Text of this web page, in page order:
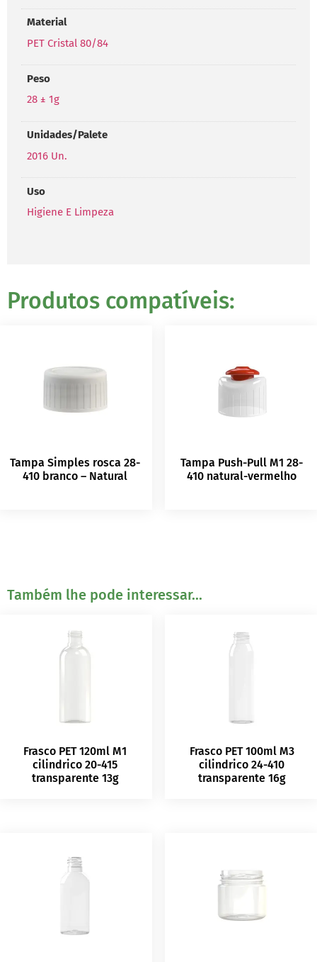
Material
PET Cristal 80/84
Peso
28 ± 1g
Unidades/Palete
2016 Un.
Uso
Higiene E Limpeza
Produtos compatíveis:
Tampa Simples rosca 28-
410 branco – Natural
Tampa Push-Pull M1 28-
410 natural-vermelho
Também lhe pode interessar...
Frasco PET 120ml M1
cilindrico 20-415
transparente 13g
Frasco PET 100ml M3
cilindrico 24-410
transparente 16g